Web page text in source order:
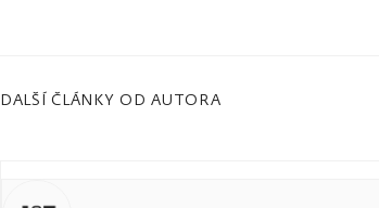
DALŠÍ ČLÁNKY OD AUTORA